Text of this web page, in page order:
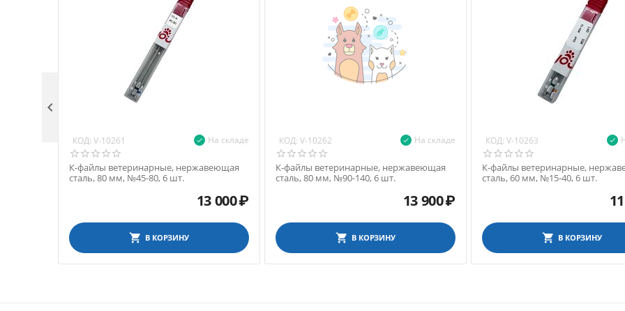
КОД: V-10261 На складе
К-файлы ветеринарные, нержавеющая
сталь, 80 мм, №45-80, 6 шт.
13 000₽
В КОРЗИНУ
КОД: V-10262 На складе
К-файлы ветеринарные, нержавеющая
сталь, 80 мм, №90-140, 6 шт.
13 900₽
В КОРЗИНУ
КОД: V-10263
К-файлы ветеринарные,
сталь, 60 мм, №15-40, 6 шт.
В КОРЗИНУ
